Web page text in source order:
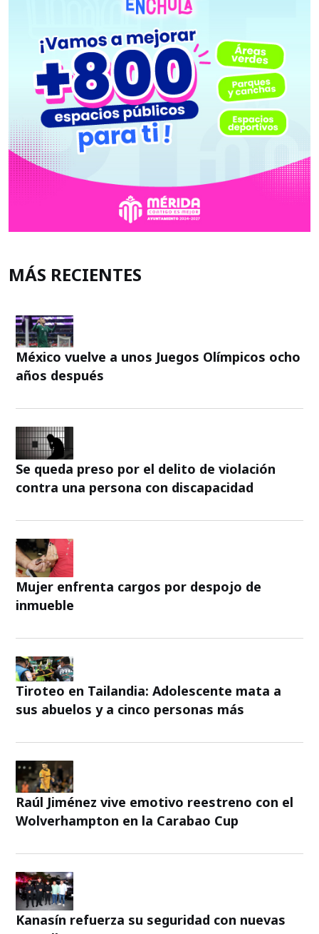
MÁS RECIENTES
México vuelve a unos Juegos Olímpicos ocho
años después
Se queda preso por el delito de violación
contra una persona con discapacidad
Mujer enfrenta cargos por despojo de
inmueble
Tiroteo en Tailandia: Adolescente mata a
sus abuelos y a cinco personas más
Raúl Jiménez vive emotivo reestreno con el
Wolverhampton en la Carabao Cup
Kanasín refuerza su seguridad con nuevas